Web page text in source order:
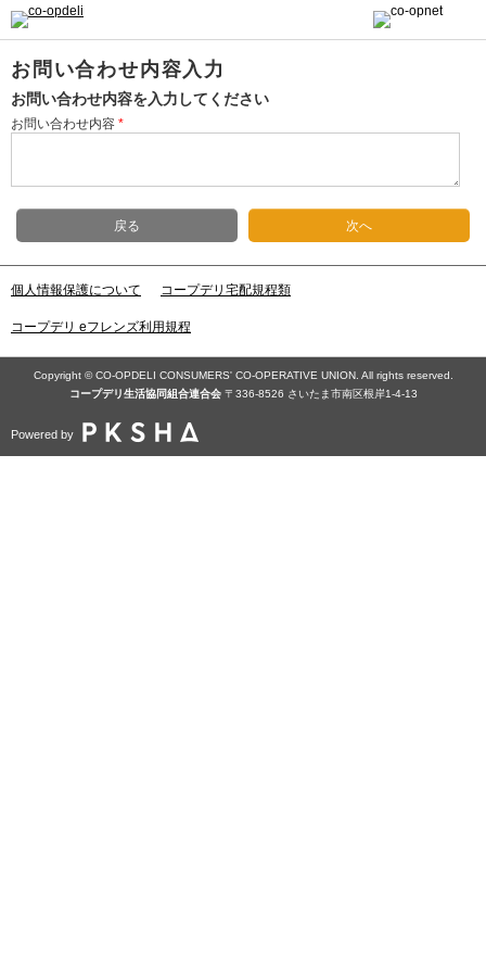
お問い合わせ内容入力
お問い合わせ内容を入力してください
お問い合わせ内容 *
戻る 次へ
個人情報保護について コープデリ宅配規程類
コープデリ eフレンズ利用規程
Copyright © CO-OPDELI CONSUMERS' CO-OPERATIVE UNION. All rights reserved.
コープデリ⽣活協同組合連合会〒336-8526 さいたま市南区根岸1-4-13
Powered by